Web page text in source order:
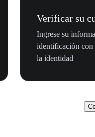
Verificar su
Ingrese su
identificación
la identidad